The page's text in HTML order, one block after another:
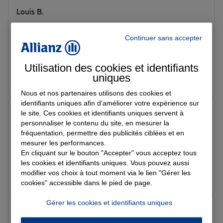
Lors de mon passage à l’examen du code de la route
j’ai été accueilli très chaleureusement, par Alexia
Philipp une conseillère très sympathique ! Je
recommande !
Louis B.
Prendre un RDV
Le 26/06/2026 - Agence SARRALBE
Super très sympathique les personnes de l’accueil très
aimable
Enes B.
Prendre un RDV Voir l'agence
Note de 5 sur 5
Continuer sans accepter
Utilisation des cookies et identifiants
uniques
Nous et nos partenaires utilisons des cookies et
identifiants uniques afin d'améliorer votre expérience sur
le site. Ces cookies et identifiants uniques servent à
personnaliser le contenu du site, en mesurer la
fréquentation, permettre des publicités ciblées et en
mesurer les performances.
En cliquant sur le bouton "Accepter" vous acceptez tous
les cookies et identifiants uniques. Vous pouvez aussi
modifier vos choix à tout moment via le lien "Gérer les
cookies" accessible dans le pied de page.
Gérer les cookies et identifiants uniques